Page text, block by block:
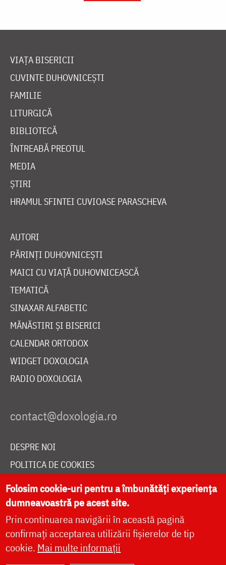
VIAȚA BISERICII
CUVINTE DUHOVNICEȘTI
FAMILIE
LITURGICĂ
BIBLIOTECĂ
ÎNTREABĂ PREOTUL
MEDIA
ȘTIRI
HRAMUL SFINTEI CUVIOASE PARASCHEVA
AUTORI
PĂRINȚI DUHOVNICEȘTI
MAICI CU VIAȚĂ DUHOVNICEASCĂ
TEMATICĂ
SINAXAR ALFABETIC
MĂNĂSTIRI ȘI BISERICI
CALENDAR ORTODOX
WIDGET DOXOLOGIA
RADIO DOXOLOGIA
DESPRE NOI
POLITICA DE COOKIES
DONEAZĂ ONLINE PENTRU CATEDRALA NAȚIONALĂ
LIVE
Folosim cookie-uri pentru a îmbunătăți experiența
dumneavoastră pe acest site.
Prin continuarea navigării în această pagină
confirmați acceptarea utilizării fișierelor de tip
cookie. Mai multe informații